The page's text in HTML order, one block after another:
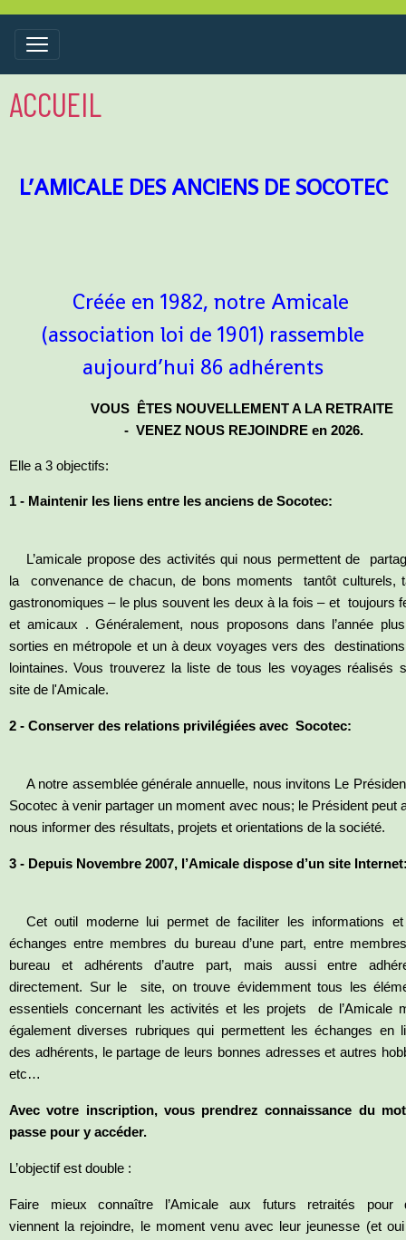
ACCUEIL
L’AMICALE DES ANCIENS DE SOCOTEC
Créée en 1982, notre Amicale
(association loi de 1901) rassemble
aujourd’hui 86 adhérents
VOUS ÊTES NOUVELLEMENT A LA RETRAITE
- VENEZ NOUS REJOINDRE en 2026.
Elle a 3 objectifs:
1 - Maintenir les liens entre les anciens de Socotec:
L’amicale propose des activités qui nous permettent de
la convenance de chacun, de bons moments tantôt culturels,
gastronomiques – le plus souvent les deux à la fois – et toujours
et amicaux . Généralement, nous proposons dans l’année
sorties en métropole et un à deux voyages vers des
lointaines. Vous trouverez la liste de tous les voyages réalisés
site de l'Amicale.
2 - Conserver des relations privilégiées avec Socotec:
A notre assemblée générale annuelle, nous invitons Le
Socotec à venir partager un moment avec nous; le Président peut
nous informer des résultats, projets et orientations de la société.
3 - Depuis Novembre 2007, l’Amicale dispose d’un site Internet
Cet outil moderne lui permet de faciliter les informations
échanges entre membres du bureau d’une part, entre
bureau et adhérents d’autre part, mais aussi entre
directement. Sur le site, on trouve évidemment tous les
essentiels concernant les activités et les projets de l’Amicale
également diverses rubriques qui permettent les échanges en
des adhérents, le partage de leurs bonnes adresses et autres
etc…
Avec votre inscription, vous prendrez connaissance du
passe pour y accéder.
L’objectif est double :
Faire mieux connaître l’Amicale aux futurs retraités pour
viennent la rejoindre, le moment venu avec leur jeunesse (et